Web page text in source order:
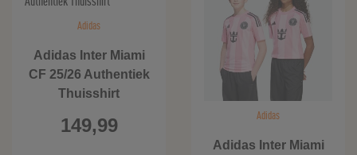
Adidas
Adidas Inter Miami
CF 25/26 Authentiek
Thuisshirt
149,99 Adidas
Adidas Inter Miami